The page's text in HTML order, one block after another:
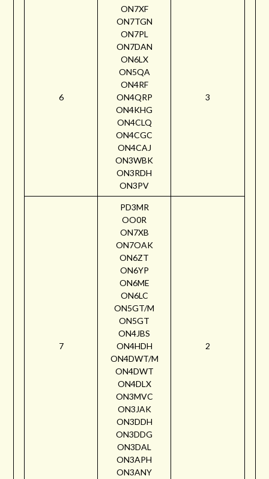
6
ON7XF
ON7TGN
ON7PL
ON7DAN
ON6LX
ON5QA
ON4RF
ON4QRP
ON4KHG
ON4CLQ
ON4CGC
ON4CAJ
ON3WBK
ON3RDH
ON3PV
3
7
PD3MR
OO0R
ON7XB
ON7OAK
ON6ZT
ON6YP
ON6ME
ON6LC
ON5GT/M
ON5GT
ON4JBS
ON4HDH
ON4DWT/M
ON4DWT
ON4DLX
ON3MVC
ON3JAK
ON3DDH
ON3DDG
ON3DAL
ON3APH
ON3ANY
2